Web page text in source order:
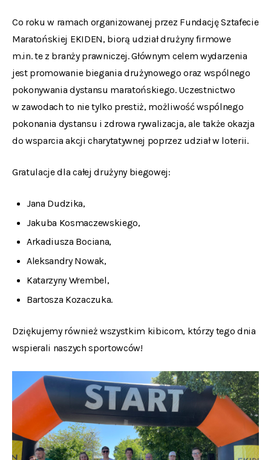
Co roku w ramach organizowanej przez Fundację Sztafecie
Maratońskiej EKIDEN, biorą udział drużyny firmowe
m.in. te z branży prawniczej. Głównym celem wydarzenia
jest promowanie biegania drużynowego oraz wspólnego
pokonywania dystansu maratońskiego. Uczestnictwo
w zawodach to nie tylko prestiż, możliwość wspólnego
pokonania dystansu i zdrowa rywalizacja, ale także okazja
do wsparcia akcji charytatywnej poprzez udział w loterii.
Gratulacje dla całej drużyny biegowej:
Jana Dudzika,
Jakuba Kosmaczewskiego,
Arkadiusza Bociana,
Aleksandry Nowak,
Katarzyny Wrembel,
Bartosza Kozaczuka.
Dziękujemy również wszystkim kibicom, którzy tego dnia
wspierali naszych sportowców!